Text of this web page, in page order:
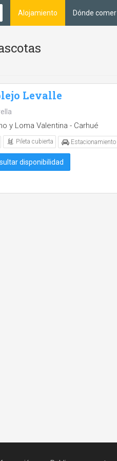
Alojamiento Dónde comer
Levalle
y Loma Valentina - Carhué
Pileta cubierta Estacionamiento
disponibilidad